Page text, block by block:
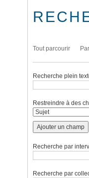
Tout parcourir
Recherche plein
Restreindre à des
Ajouter un champ
Recherche par
Recherche par